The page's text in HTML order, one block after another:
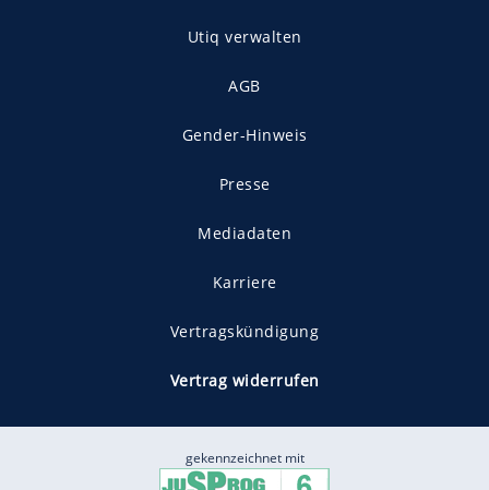
Utiq verwalten
AGB
Gender-Hinweis
Presse
Mediadaten
Karriere
Vertragskündigung
Vertrag widerrufen
gekennzeichnet mit